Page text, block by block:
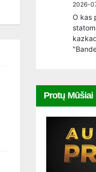
2026-
O kas
Protų Mūšiai